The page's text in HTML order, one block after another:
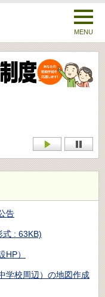
MENU
告
式 : 63KB)
）
学校周辺）の地図作成